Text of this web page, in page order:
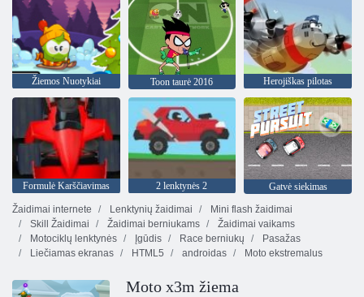
Žiemos Nuotykiai Toon taurė 2016 Herojiškas pilotas
Formulė Karščiavimas 2 lenktynės 2
Gatvė siekimas
Žaidimai internete
Lenktynių žaidimai
Mini flash žaidimai
Skill Žaidimai
Žaidimai berniukams
Žaidimai vaikams
Motociklų lenktynės
Įgūdis Race berniukų
Pasažas
Liečiamas ekranas
HTML5 androidas Moto ekstremalus
Moto x3m žiema